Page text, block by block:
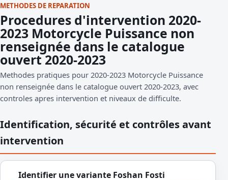
METHODES DE REPARATION
Procedures d'intervention 2020-
2023 Motorcycle Puissance non
renseignée dans le catalogue
ouvert 2020-2023
Methodes pratiques pour 2020-2023 Motorcycle Puissance
non renseignée dans le catalogue ouvert 2020-2023, avec
controles apres intervention et niveaux de difficulte.
Identification, sécurité et contrôles avant
intervention
Identifier une variante Foshan Fosti